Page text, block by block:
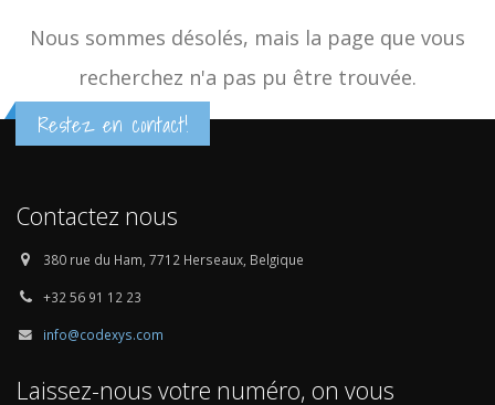
Nous sommes désolés, mais la page que vous
recherchez n'a pas pu être trouvée.
Restez en contact!
Contactez nous
380 rue du Ham, 7712 Herseaux, Belgique
+32 56 91 12 23
info@codexys.com
Laissez-nous votre numéro, on vous